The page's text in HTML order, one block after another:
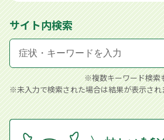
サイト内検索
※複数キーワード検索
※未入力で検索された場合は結果が表示さ